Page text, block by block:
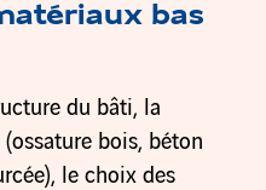
bas
du bâti, la
bois, béton
le choix des